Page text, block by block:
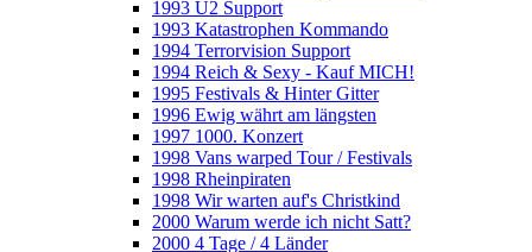
1993 U2 Support
1993 Katastrophen Kommando
1994 Terrorvision Support
1994 Reich & Sexy - Kauf MICH!
1995 Festivals & Hinter Gitter
1996 Ewig währt am längsten
1997 1000. Konzert
1998 Vans warped Tour / Festivals
1998 Rheinpiraten
1998 Wir warten auf's Christkind
2000 Warum werde ich nicht Satt?
2000 4 Tage / 4 Länder